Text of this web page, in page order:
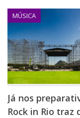
MÚSICA
Já nos
Rock in Rio